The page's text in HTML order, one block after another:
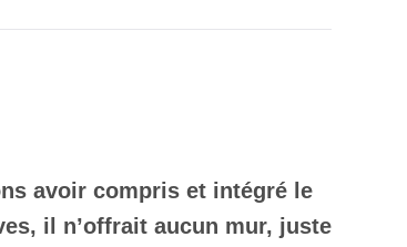
avoir compris et intégré le
il n’offrait aucun mur, juste